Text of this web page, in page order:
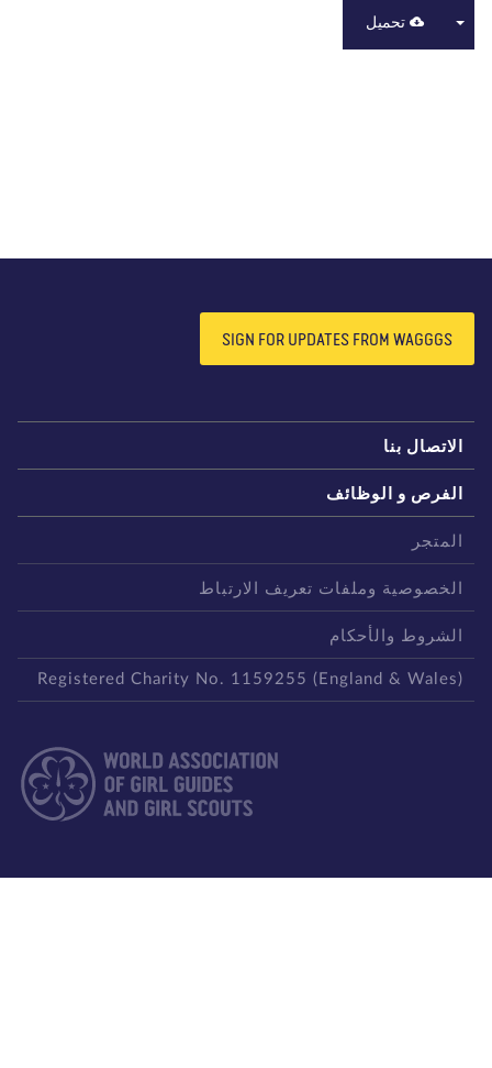
تحميل
SIGN FOR UPDATES FROM WAGGGS
بنا
و الوظائف
وملفات تعريف الارتباط
والأحكام
Registered Charity No. 1159255 (England &